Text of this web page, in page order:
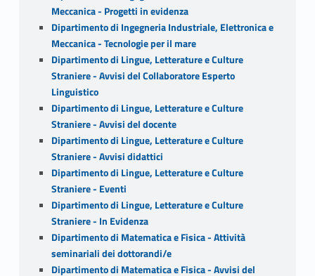
Meccanica - Progetti in evidenza
Dipartimento di Ingegneria Industriale, Elettronica e
Meccanica - Tecnologie per il mare
Dipartimento di Lingue, Letterature e Culture
Straniere - Avvisi del Collaboratore Esperto
Linguistico
Dipartimento di Lingue, Letterature e Culture
Straniere - Avvisi del docente
Dipartimento di Lingue, Letterature e Culture
Straniere - Avvisi didattici
Dipartimento di Lingue, Letterature e Culture
Straniere - Eventi
Dipartimento di Lingue, Letterature e Culture
Straniere - In Evidenza
Dipartimento di Matematica e Fisica - Attività
seminariali dei dottorandi/e
Dipartimento di Matematica e Fisica - Avvisi del